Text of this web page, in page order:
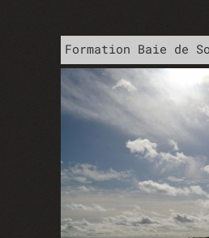
Formation Baie de